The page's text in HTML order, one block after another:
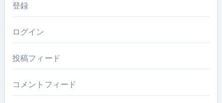
登録
ログイン
投稿フィード
コメントフィード